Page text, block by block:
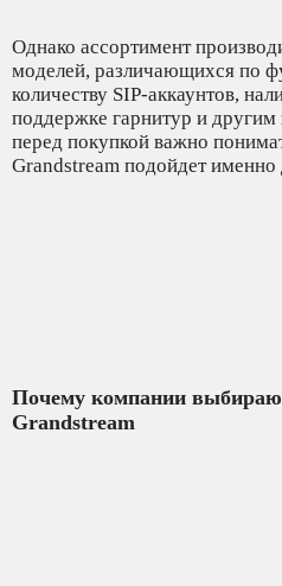
Однако ассортимент
моделей, различающихся по
количеству SIP-аккаунтов,
поддержке гарнитур и
перед покупкой важно
Grandstream подойдет именно
Почему компании
Grandstream